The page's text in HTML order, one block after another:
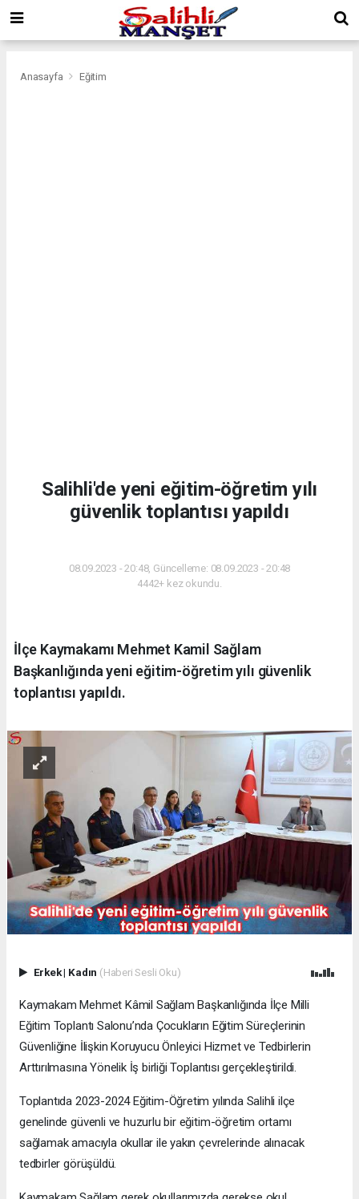
Anasayfa Eğitim
Salihli'de yeni eğitim-öğretim yılı
güvenlik toplantısı yapıldı
08.09.2023 - 20:48, Güncelleme: 08.09.2023 - 20:48
4442+ kez okundu.
İlçe Kaymakamı Mehmet Kamil Sağlam
Başkanlığında yeni eğitim-öğretim yılı güvenlik
toplantısı yapıldı.
Erkek| Kadın (Haberi Sesli Oku)
Kaymakam Mehmet Kâmil Sağlam Başkanlığında İlçe Milli
Eğitim Toplantı Salonu’nda Çocukların Eğitim Süreçlerinin
Güvenliğine İlişkin Koruyucu Önleyici Hizmet ve Tedbirlerin
Arttırılmasına Yönelik İş birliği Toplantısı gerçekleştirildi.
Toplantıda 2023-2024 Eğitim-Öğretim yılında Salihli ilçe
genelinde güvenli ve huzurlu bir eğitim-öğretim ortamı
sağlamak amacıyla okullar ile yakın çevrelerinde alınacak
tedbirler görüşüldü.